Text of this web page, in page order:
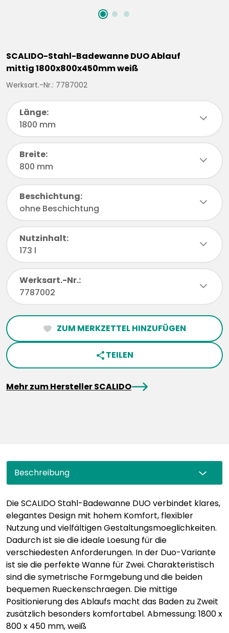
SCALIDO-Stahl-Badewanne DUO Ablauf
mittig 1800x800x450mm weiß
Werksart.-Nr.: 7787002
Länge:
1800 mm
chevronDown
Breite:
800 mm
chevronDown
Beschichtung:
ohne Beschichtung
chevronDown
Nutzinhalt:
173 l
chevronDown
Werksart.-Nr.:
7787002
chevronDown
heartFilled ZUM MERKZETTEL HINZUFÜGEN
share TEILEN
Mehr zum Hersteller SCALIDOarrowRight
Beschreibung
Die SCALIDO Stahl-Badewanne DUO verbindet klares,
elegantes Design mit hohem Komfort, flexibler
Nutzung und vielfältigen Gestaltungsmoeglichkeiten.
Dadurch ist sie die ideale Loesung für die
verschiedesten Anforderungen. In der Duo-Variante
ist sie die perfekte Wanne für Zwei. Charakteristisch
sind die symetrische Formgebung und die beiden
bequemen Rueckenschraegen. Die mittige
Positionierung des Ablaufs macht das Baden zu Zweit
zusätzlich besonders komfortabel. Abmessung: 1800 x
800 x 450 mm, weiß